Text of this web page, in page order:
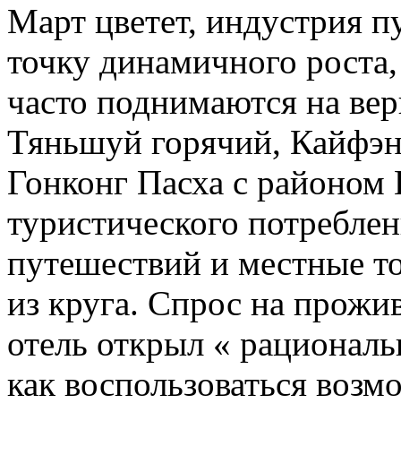
Март цветет, индустрия
точку динамичного
часто поднимаются на
Тяньшуй горячий,
Гонконг Пасха с
туристического
путешествий и местные
из круга. Спрос на
отель открыл «
как воспользоваться